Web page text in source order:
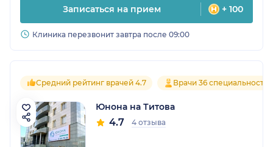
Записаться на прием + 100
Клиника перезвонит завтра после 09:00
Средний рейтинг врачей 4.7 Врачи 36 специальностей
Юнона на Титова
4.7 4 отзыва